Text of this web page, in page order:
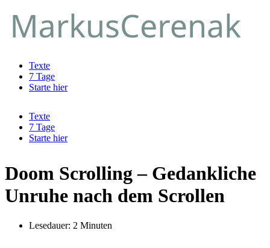
Inhalt
springen
Texte
7 Tage
Starte hier
Texte
7 Tage
Starte hier
Doom Scrolling – Gedankliche
Unruhe nach dem Scrollen
Lesedauer: 2 Minuten